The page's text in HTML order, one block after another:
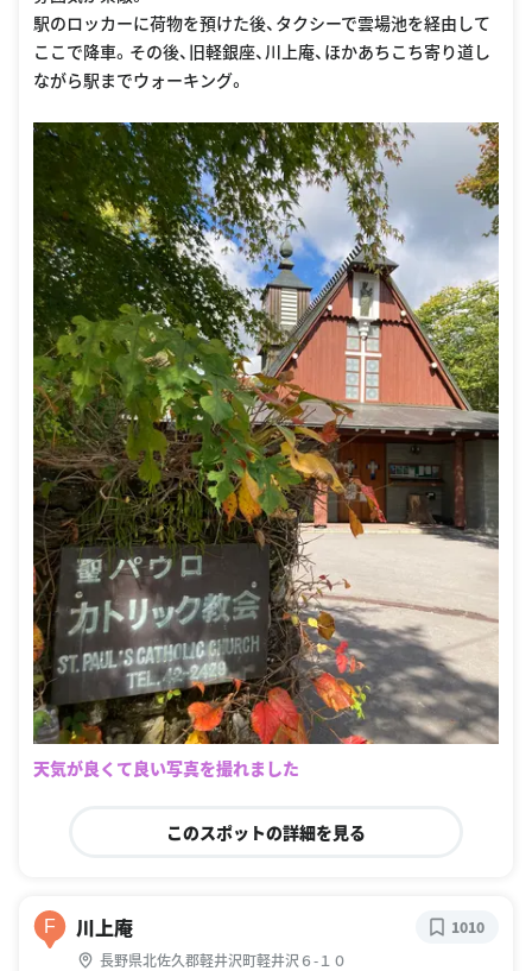
駅のロッカーに荷物を預けた後、タクシーで雲場池を経由して
ここで降車。その後、旧軽銀座、川上庵、ほかあちこち寄り道し
ながら駅までウォーキング。
天気が良くて良い写真を撮れました
このスポットの詳細を見る
F 川上庵
長野県北佐久郡軽井沢町軽井沢６-１０
1010